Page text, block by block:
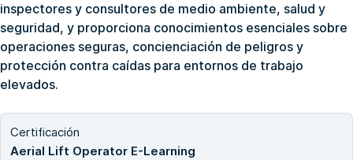
inspectores y consultores de medio ambiente, salud y
seguridad, y proporciona conocimientos esenciales sobre
operaciones seguras, concienciación de peligros y
protección contra caídas para entornos de trabajo
elevados.
Certificación
Aerial Lift Operator E-Learning